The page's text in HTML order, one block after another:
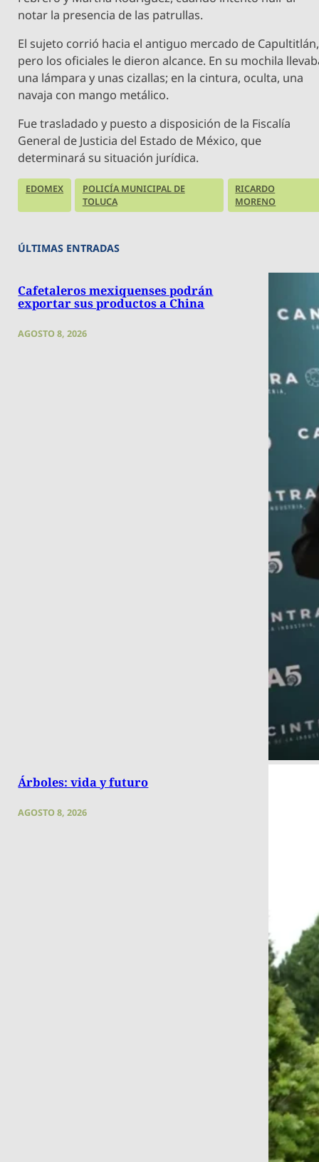
notar la presencia de las patrullas.
El sujeto corrió hacia el antiguo mercado de Capultitlán,
pero los oficiales le dieron alcance. En su mochila
una lámpara y unas cizallas; en la cintura, oculta, una
navaja con mango metálico.
Fue trasladado y puesto a disposición de la Fiscalía
General de Justicia del Estado de México, que
determinará su situación jurídica.
EDOMEX
POLICÍA MUNICIPAL DE
TOLUCA
RICARDO
MORENO
ÚLTIMAS ENTRADAS
Cafetaleros mexiquenses podrán
exportar sus productos a China
AGOSTO 8, 2026
Árboles: vida y futuro
AGOSTO 8, 2026